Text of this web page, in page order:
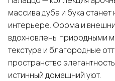
массива дуба и бука
интерьере. Форма и
вдохновлены природными
текстура и благородные
пространство
истинный домашний уют.